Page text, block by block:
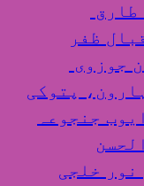
طارق
ظفر
جوزوی
پتوکی
جنجوعہ
نور خلجی